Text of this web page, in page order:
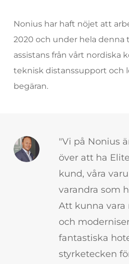
Nonius har haft nöjet att
2020 och under hela denna
assistans från vårt nordiska
teknisk distanssupport och
begäran.
"Vi på Nonius
över att ha
kund, våra
varandra som
Att kunna vara
och
fantastiska
styrketecken